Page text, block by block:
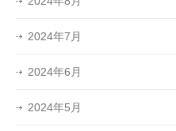
2024年7月
2024年6月
2024年5月